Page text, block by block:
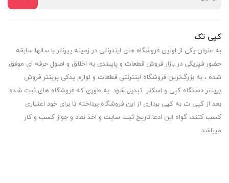
کپی تک
به عنوان یکی از اولین فروشگاه های اینترنتی در زمینه پیرنتر با سالها سابقه
حضور فیزیکی در بازار فروش قطعات و پایبندی به اخلاق و اصول حرفه ای موفق
شده ، به بزرگ‌ترین فروشگاه اینترنتی قطعات و لوازم یدکی پرینتر فروش
پرینتر دستگاه کپی و اسکنر تبدیل شود. به طوری که فروشگاه های ثبت شده
بعد از کپی ت به کپی برداری از این فروشگاه پرداخته تا برای خود اعتباری
کسب کنند، گواه این ادعا تاریخ ثبت سایت و اخذ نماد و جواز کسب و کار
میباشد.